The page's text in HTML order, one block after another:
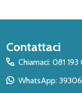
Inizio
del
piè
Contattaci
Chiamaci: 081 193
WhatsApp: